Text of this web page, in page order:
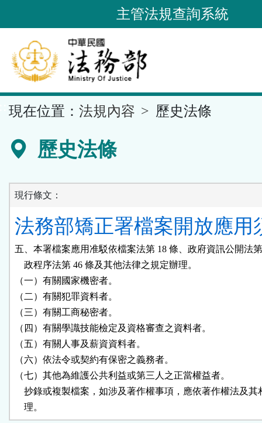
到
要
內
容
區
主管法規查詢系統
現在位置： 法規內容 歷史法條
歷史法條
現行條文：
法務部矯正署檔案開放應用
五、本署檔案應用准駁依檔案法第 18 條、政府資訊公開法
    政程序法第 46 條及其他法律之規定辦理。
（一）有關國家機密者。
（二）有關犯罪資料者。
（三）有關工商秘密者。
（四）有關學識技能檢定及資格審查之資料者。
（五）有關人事及薪資資料者。
（六）依法令或契約有保密之義務者。
（七）其他為維護公共利益或第三人之正當權益者。
抄錄或複製檔案，如涉及著作權事項，應依著作權法及其
    理。